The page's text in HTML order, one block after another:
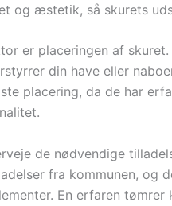
og æstetik, så skurets
er placeringen af
din have eller
placering, da de har
de nødvendige
fra kommunen,
En erfaren